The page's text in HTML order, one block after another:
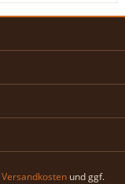
Versandkosten und ggf.